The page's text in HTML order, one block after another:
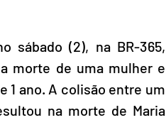
sábado (2), na BR-365,
morte de uma mulher e
1 ano. A colisão entre um
na morte de Maria